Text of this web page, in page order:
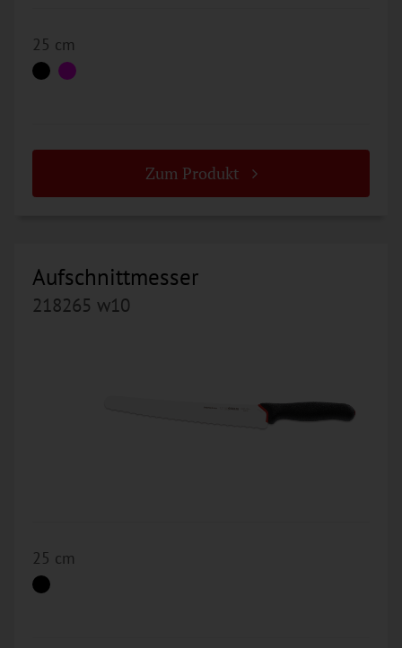
25 cm
Zum Produkt
Aufschnittmesser
218265 w10
25 cm